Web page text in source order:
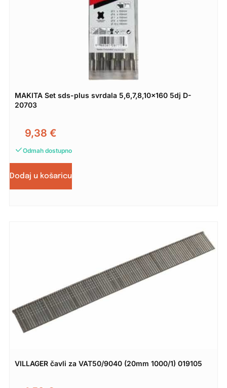
MAKITA Set sds-plus svrdala 5,6,7,8,10×160 5dj D-
20703
9,38 €
Odmah dostupno
Dodaj u košaricu
VILLAGER čavli za VAT50/9040 (20mm 1000/1) 019105